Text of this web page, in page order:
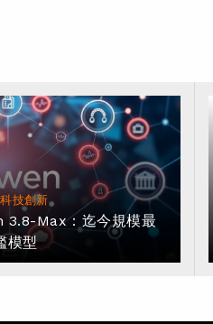
科技創新
3.8-Max：迄今規模最
模型